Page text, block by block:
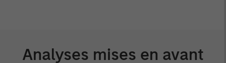
Analyses mises en avant